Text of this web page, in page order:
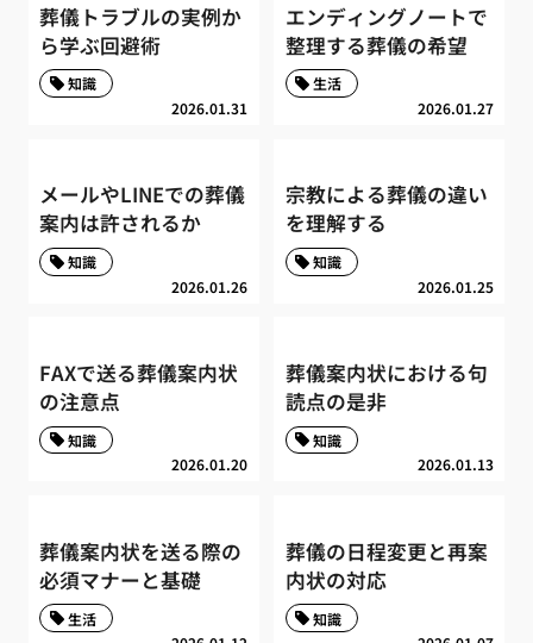
葬儀トラブルの実例か
ら学ぶ回避術
2026.01.31
知識
エンディングノートで
整理する葬儀の希望
2026.01.27
生活
メールやLINEでの葬儀
案内は許されるか
2026.01.26
知識
宗教による葬儀の違い
を理解する
2026.01.25
知識
FAXで送る葬儀案内状
の注意点
2026.01.20
知識
葬儀案内状における句
読点の是非
2026.01.13
知識
葬儀案内状を送る際の
必須マナーと基礎
生活
葬儀の日程変更と再案
内状の対応
知識